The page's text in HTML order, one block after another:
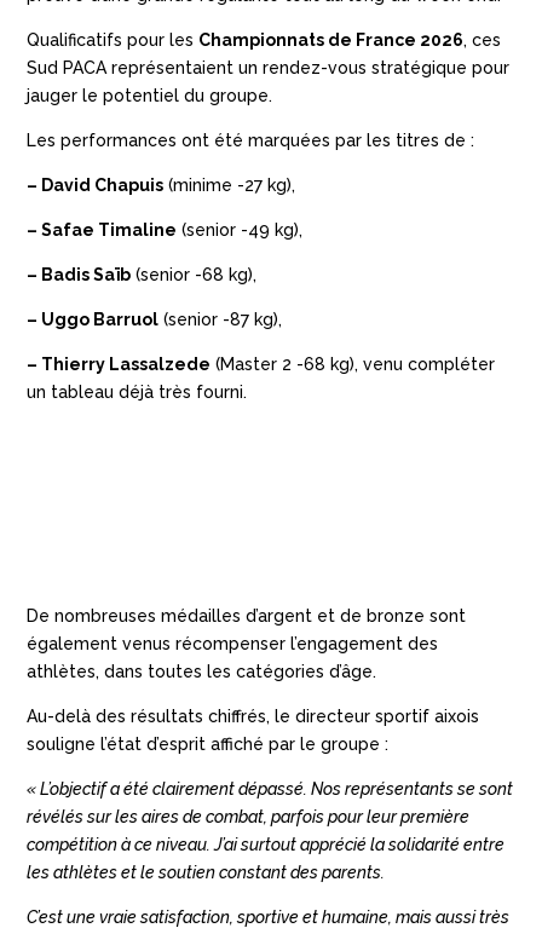
Qualificatifs pour les Championnats de France 2026, ces
Sud PACA représentaient un rendez-vous stratégique pour
jauger le potentiel du groupe.
Les performances ont été marquées par les titres de :
– David Chapuis (minime -27 kg),
– Safae Timaline (senior -49 kg),
– Badis Saïb (senior -68 kg),
– Uggo Barruol (senior -87 kg),
– Thierry Lassalzede (Master 2 -68 kg), venu compléter
un tableau déjà très fourni.
De nombreuses médailles d’argent et de bronze sont
également venus récompenser l’engagement des
athlètes, dans toutes les catégories d’âge.
Au-delà des résultats chiffrés, le directeur sportif aixois
souligne l’état d’esprit affiché par le groupe :
« L’objectif a été clairement dépassé. Nos représentants se sont
révélés sur les aires de combat, parfois pour leur première
compétition à ce niveau. J’ai surtout apprécié la solidarité entre
les athlètes et le soutien constant des parents.
C’est une vraie satisfaction, sportive et humaine, mais aussi très